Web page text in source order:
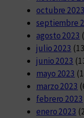
octubre 2023
septiembre
agosto 2023
julio 2023
junio 2023
mayo 2023
marzo 2023
febrero 2023
enero 2023